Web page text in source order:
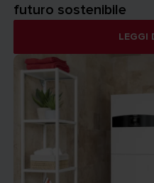
futuro sostenibile
LEGGI